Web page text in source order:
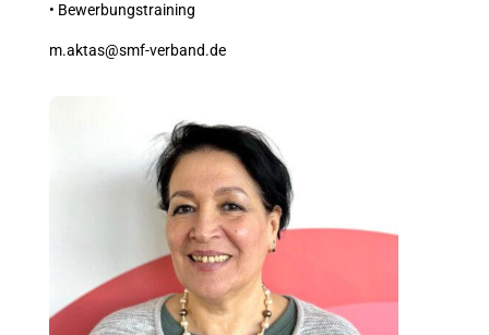
• Bewerbungstraining
m.aktas@smf-verband.de